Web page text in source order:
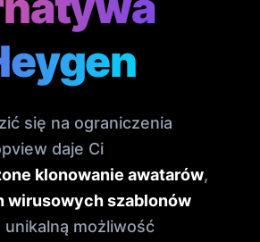
się na ograniczenia
daje Ci
klonowanie awatarów,
wirusowych szablonów
unikalną możliwość